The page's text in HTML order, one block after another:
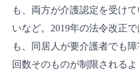
も、両方が介護認定を受け
いなど。2019年の法令改正
も、同居人が要介護者でも
回数そのものが制限されるよ